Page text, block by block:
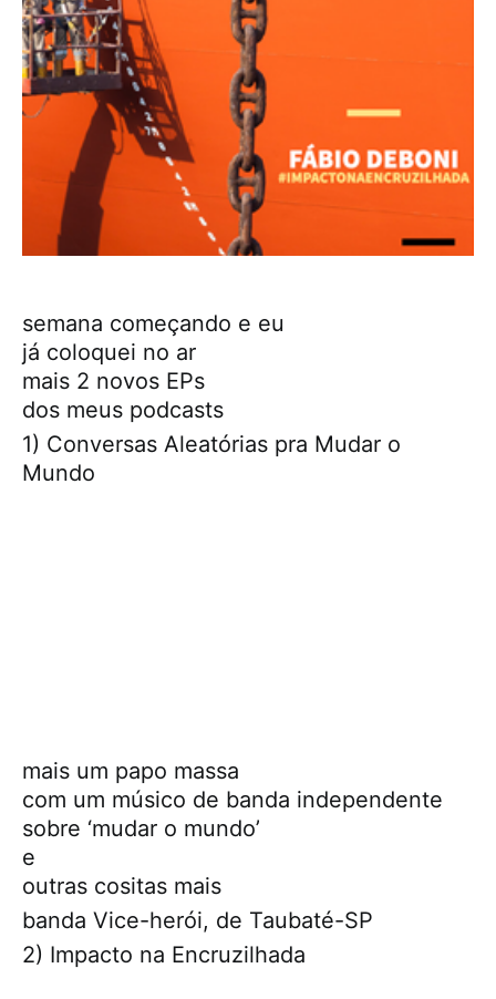
semana começando e eu
já coloquei no ar
mais 2 novos EPs
dos meus podcasts
1) Conversas Aleatórias pra Mudar o
Mundo
mais um papo massa
com um músico de banda independente
sobre ‘mudar o mundo’
e
outras cositas mais
banda Vice-herói, de Taubaté-SP
2) Impacto na Encruzilhada